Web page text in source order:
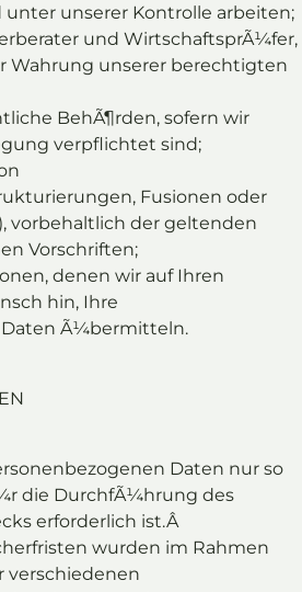
unserer Kontrolle arbeiten;
und WirtschaftsprÃ¼fer,
Wahrung unserer berechtigten
BehÃ¶rden, sofern wir
verpflichtet sind;
Fusionen oder
vorbehaltlich der geltenden
Vorschriften;
denen wir auf Ihren
hin, Ihre
Ã¼bermitteln.
Daten nur so
die DurchfÃ¼hrung des
erforderlich ist.Â
wurden im Rahmen
verschiedenen